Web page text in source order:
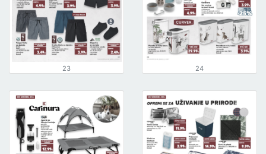
23 24